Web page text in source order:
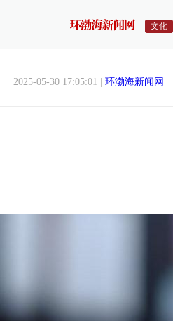
文化
2025-05-30 17:05:01 | 环渤海新闻网